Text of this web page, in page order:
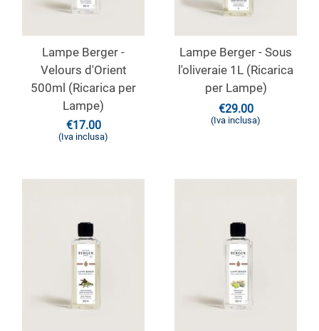
Lampe Berger -
Velours d'Orient
500ml (Ricarica per
Lampe)
€17.00
(Iva inclusa)
Lampe Berger - Sous
l'oliveraie 1L (Ricarica
per Lampe)
€29.00
(Iva inclusa)